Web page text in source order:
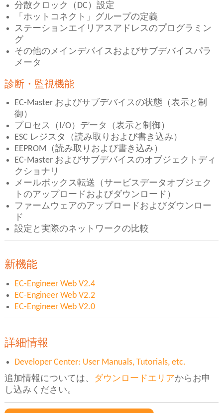
分散クロック（DC）設定
「ホットコネクト」グループの定義
ステーションエイリアスアドレスのプログラミン
グ
その他のメインデバイスおよびサブデバイスパラ
メータ
診断・監視機能
EC-Master およびサブデバイスの状態（表示と制
御）
プロセス（I/O）データ（表示と制御）
ESC レジスタ（読み取りおよび書き込み）
EEPROM（読み取りおよび書き込み）
EC-Master およびサブデバイスのオブジェクトディ
クショナリ
メールボックス転送（サービスデータオブジェク
トのアップロードおよびダウンロード）
ファームウェアのアップロードおよびダウンロー
ド
設定と実際のネットワークの比較
新機能
EC-Engineer Web V2.4
EC-Engineer Web V2.2
EC-Engineer Web V2.0
詳細情報
Developer Center: User Manuals, Tutorials, etc.
追加情報については、
ダウンロードエリアからお申
し込みください。